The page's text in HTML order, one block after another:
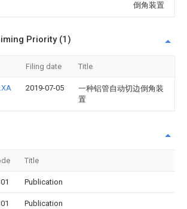
倒角装置
Priority (1)
Filing date Title
2019-07-05
一种铝管自动切边倒角装
置
Title
Publication
Publication